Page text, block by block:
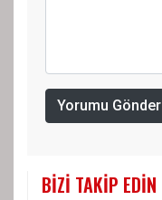
Yorumu Gönder
BIZI TAKIP EDIN